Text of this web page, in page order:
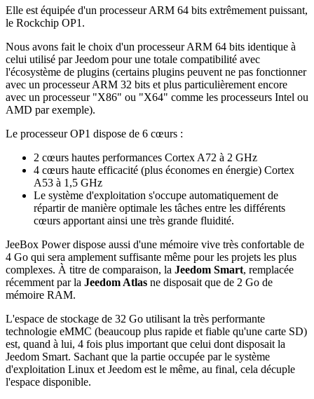
Elle est équipée d'un processeur ARM 64 bits extrêmement puissant,
le Rockchip OP1.
Nous avons fait le choix d'un processeur ARM 64 bits identique à
celui utilisé par Jeedom pour une totale compatibilité avec
l'écosystème de plugins (certains plugins peuvent ne pas fonctionner
avec un processeur ARM 32 bits et plus particulièrement encore
avec un processeur "X86" ou "X64" comme les processeurs Intel ou
AMD par exemple).
Le processeur OP1 dispose de 6 cœurs :
2 cœurs hautes performances Cortex A72 à 2 GHz
4 cœurs haute efficacité (plus économes en énergie) Cortex
A53 à 1,5 GHz
Le système d'exploitation s'occupe automatiquement de
répartir de manière optimale les tâches entre les différents
cœurs apportant ainsi une très grande fluidité.
JeeBox Power dispose aussi d'une mémoire vive très confortable de
4 Go qui sera amplement suffisante même pour les projets les plus
complexes. À titre de comparaison, la Jeedom Smart, remplacée
récemment par la Jeedom Atlas ne disposait que de 2 Go de
mémoire RAM.
L'espace de stockage de 32 Go utilisant la très performante
technologie eMMC (beaucoup plus rapide et fiable qu'une carte SD)
est, quand à lui, 4 fois plus important que celui dont disposait la
Jeedom Smart. Sachant que la partie occupée par le système
d'exploitation Linux et Jeedom est le même, au final, cela décuple
l'espace disponible.